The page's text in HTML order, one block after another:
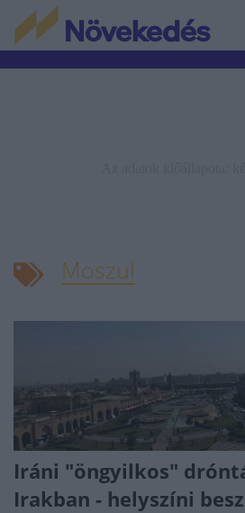
Moszul
Iráni "öngyilkos"
Irakban - helyszíni